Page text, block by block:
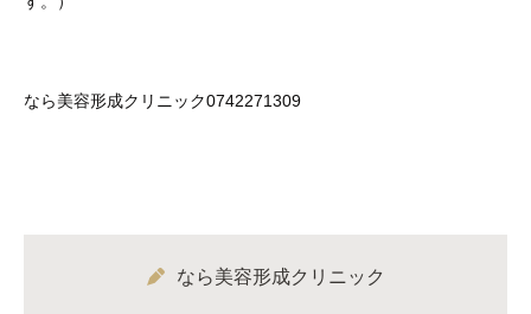
なら美容形成クリニック0742271309
なら美容形成クリニック